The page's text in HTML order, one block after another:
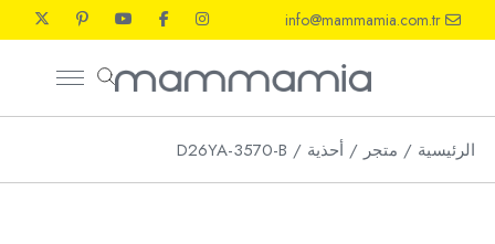
the
info@mammamia.com.tr
الرئيسية متجر أحذية D26YA-3570-B